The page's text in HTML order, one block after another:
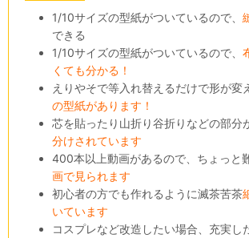
1/10サイズの型紙がついているので、
できる
1/10サイズの型紙がついているので、
くても分かる！
えりやそで等入れ替えるだけで形が変
の型紙があります！
芯を貼ったり山折り谷折りなどの部分
分けされています
400本以上動画があるので、ちょっと
画で見られます
初心者の方でも作れるように滅茶苦茶
いています
コスプレなど改造したい場合、充実し